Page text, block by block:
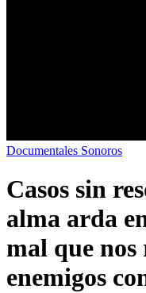
Documentales Sonoros
Casos sin
alma arda
mal que nos
enemigos